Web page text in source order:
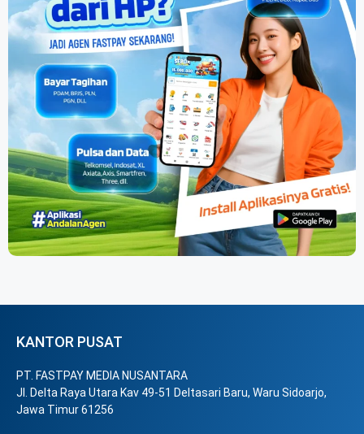
KANTOR PUSAT
PT. FASTPAY MEDIA NUSANTARA
Jl. Delta Raya Utara Kav 49-51 Deltasari Baru, Waru Sidoarjo,
Jawa Timur 61256